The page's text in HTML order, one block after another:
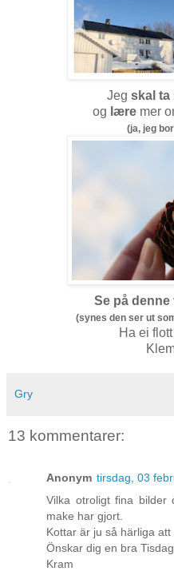
Jeg skal ta
og læremer
(ja, jeg
Se på
(synes den ser ut
Ha ei
Gry
13 kommentarer:
Anonym tirsdag, 03
Vilka otroligt fina bilder
make har gjort.
Kottar är ju så härliga att
Önskar dig en bra Tisdag.
Kram